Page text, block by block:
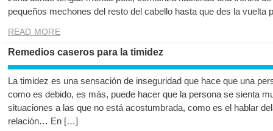
pequeños mechones del resto del cabello hasta que des la
READ MORE
Remedios caseros para la timidez
La timidez es una sensación de inseguridad que hace que una
como es debido, es más, puede hacer que la persona se sienta
situaciones a las que no está acostumbrada, como es el hablar
relación… En […]